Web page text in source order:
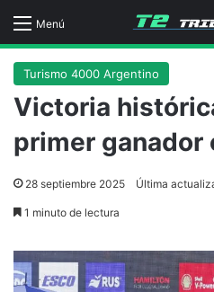
Menú
Turismo 4000 Argentino
Victoria
primer ganador
28 septiembre 2025 Última
1 minuto de lectura